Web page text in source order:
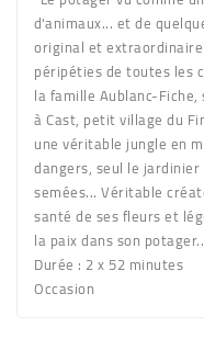
d'animaux... et de
original et
péripéties de toutes les
la famille Aublanc-
à Cast, petit village du
une véritable jungle en
dangers, seul le
semées... Véritable
santé de ses fleurs et
la paix dans son
Durée : 2 x 52 minutes
Occasion